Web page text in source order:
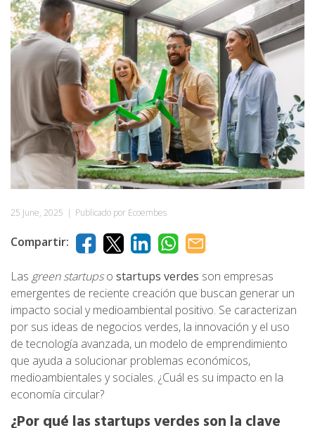
25 June, 2025 | Publicado por Ecoembes
Compartir:
Las green startupso startups verdes son empresas
emergentes de reciente creación que buscan generar un
impacto social y medioambiental positivo. Se caracterizan
por sus ideas de negocios verdes, la innovación y el uso
de tecnología avanzada, un modelo de emprendimiento
que ayuda a solucionar problemas económicos,
medioambientales y sociales. ¿Cuál es su impacto en la
economía circular?
¿Por qué las startups verdes son la clave